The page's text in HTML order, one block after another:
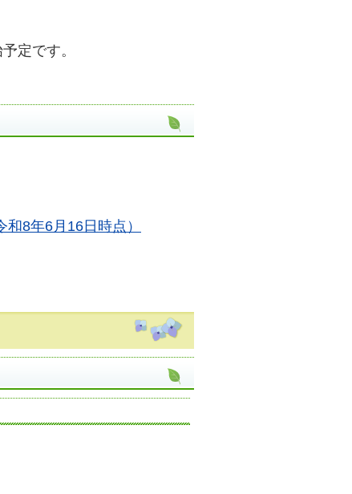
定です。
8年6月16日時点）